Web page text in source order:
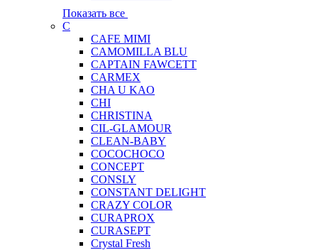
Показать все
C
CAFE MIMI
CAMOMILLA BLU
CAPTAIN FAWCETT
CARMEX
CHA U KAO
CHI
CHRISTINA
CIL-GLAMOUR
CLEAN-BABY
COCOCHOCO
CONCEPT
CONSLY
CONSTANT DELIGHT
CRAZY COLOR
CURAPROX
CURASEPT
Crystal Fresh